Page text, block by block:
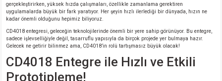
gerçekleştirirken, yüksek hızda çalışmaları, özellikle zamanlama gerektiren
uygulamalarda büyük bir fark yaratıyor. Her şeyin hızlı ilerlediği bir dünyada, hızın ne
kadar önemli olduğunu hepimiz biliyoruz.
CD4018 entegresi, geleceğin teknolojilerinde önemli bir yere sahip görünüyor. Bu entegre,
sadece işlevselliğiyle değil, tasarruflu yapısıyla da birçok projede yer bulmaya hazır.
Gelecek ne getirir bilinmez ama, CD4018’in rolü tartışmasız büyük olacak!
CD4018 Entegre ile Hızlı ve Etkili
Prototipleme!